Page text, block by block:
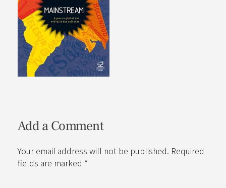
Add a Comment
Your email address will not be published. Required
fields are marked *